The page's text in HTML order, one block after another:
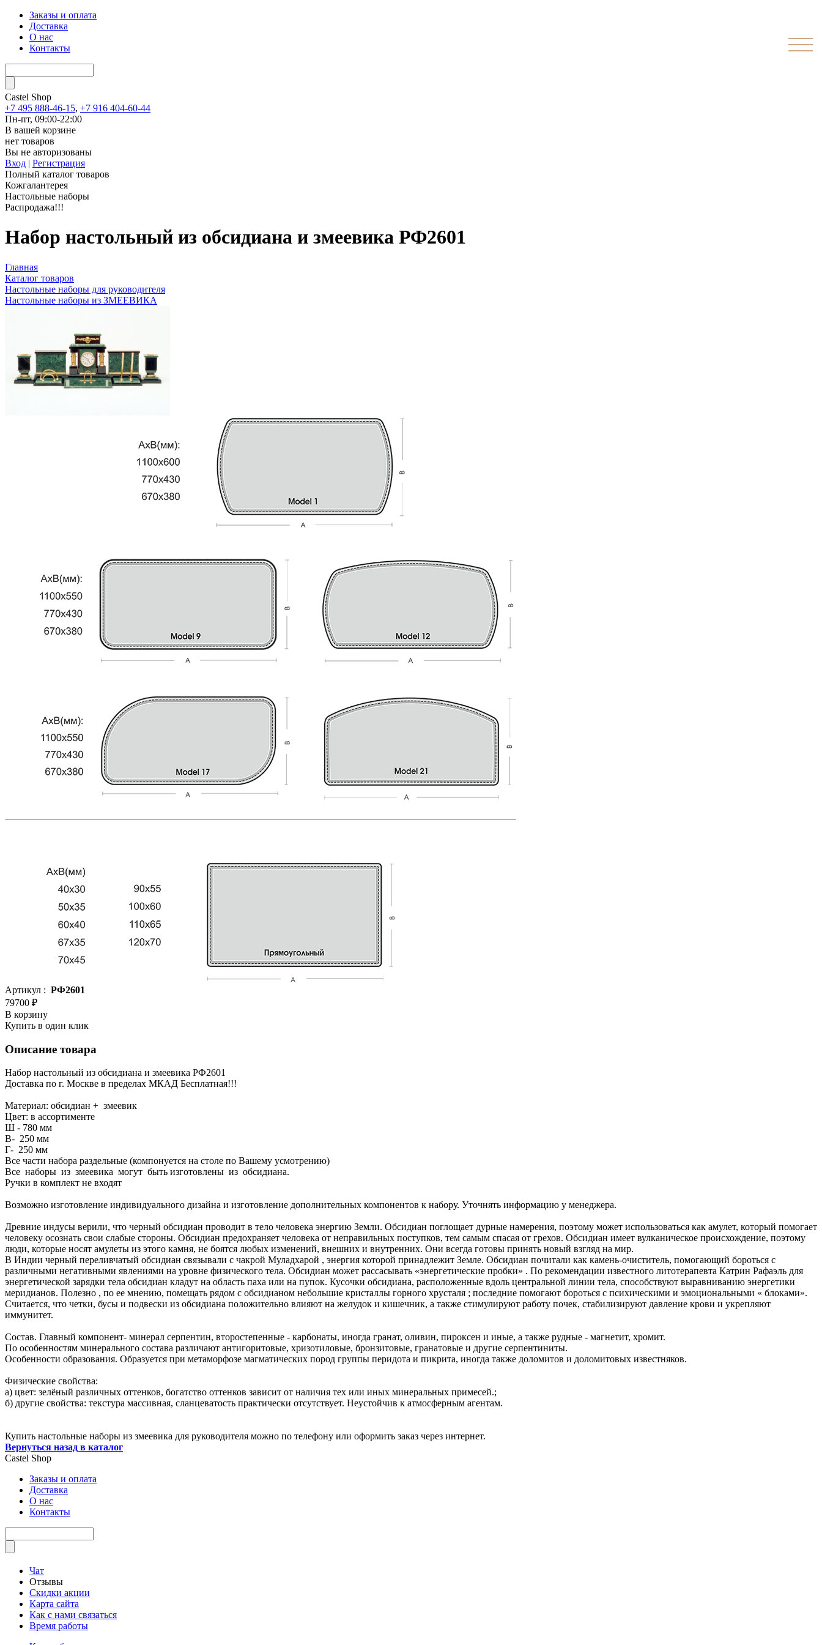
Заказы и оплата
Доставка
О нас
Контакты
Castel Shop
+7 495 888-46-15, +7 916 404-60-44
Пн-пт, 09:00-22:00
В вашей корзине
нет товаров
Вы не авторизованы
Вход | Регистрация
Полный каталог товаров
Кожгалантерея
Настольные наборы
Распродажа!!!
Набор настольный из обсидиана и змеевика РФ2601
Главная
Каталог товаров
Настольные наборы для руководителя
Настольные наборы из ЗМЕЕВИКА
Артикул : РФ2601
79700 ₽
В корзину
Купить в один клик
Описание товара
Набор настольный из обсидиана и змеевика РФ2601
Доставка по г. Москве в пределах МКАД Бесплатная!!!
Материал: обсидиан + змеевик
Цвет: в ассортименте
Ш - 780 мм
В- 250 мм
Г- 250 мм
Все части набора раздельные (компонуется на столе по Вашему усмотрению)
Все наборы из змеевика могут быть изготовлены из обсидиана.
Ручки в комплект не входят
Возможно изготовление индивидуального дизайна и изготовление дополнительных компонентов к набору. Уточнять информацию у менеджера.
Древние индусы верили, что черный обсидиан проводит в тело человека энергию Земли. Обсидиан поглощает дурные намерения, поэтому может использоваться как амулет, который помогает
человеку осознать свои слабые стороны. Обсидиан предохраняет человека от неправильных поступков, тем самым спасая от грехов. Обсидиан имеет вулканическое происхождение, поэтому
люди, которые носят амулеты из этого камня, не боятся любых изменений, внешних и внутренних. Они всегда готовы принять новый взгляд на мир.
В Индии черный переливчатый обсидиан связывали с чакрой Муладхарой , энергия которой принадлежит Земле. Обсидиан почитали как камень-очиститель, помогающий бороться с
различными негативными явлениями на уровне физического тела. Обсидиан может рассасывать «энергетические пробки» . По рекомендации известного литотерапевта Катрин Рафаэль для
энергетической зарядки тела обсидиан кладут на область паха или на пупок. Кусочки обсидиана, расположенные вдоль центральной линии тела, способствуют выравниванию энергетики
меридианов. Полезно , по ее мнению, помещать рядом с обсидианом небольшие кристаллы горного хрусталя ; последние помогают бороться с психическими и эмоциональными « блоками».
Считается, что четки, бусы и подвески из обсидиана положительно влияют на желудок и кишечник, а также стимулируют работу почек, стабилизируют давление крови и укрепляют
иммунитет.
Состав. Главный компонент- минерал серпентин, второстепенные - карбонаты, иногда гранат, оливин, пироксен и иные, а также рудные - магнетит, хромит.
По особенностям минерального состава различают антигоритовые, хризотиловые, бронзитовые, гранатовые и другие серпентиниты.
Особенности образования. Образуется при метаморфозе магматических пород группы перидота и пикрита, иногда также доломитов и доломитовых известняков.
Физические свойства:
а) цвет: зелёный различных оттенков, богатство оттенков зависит от наличия тех или иных минеральных примесей.;
б) другие свойства: текстура массивная, сланцеватость практически отсутствует. Неустойчив к атмосферным агентам.
Купить настольные наборы из змеевика для руководителя можно по телефону или оформить заказ через интернет.
Вернуться назад в каталог
Castel Shop
Заказы и оплата
Доставка
О нас
Контакты
Чат
Отзывы
Скидки акции
Карта сайта
Как с нами связаться
Время работы